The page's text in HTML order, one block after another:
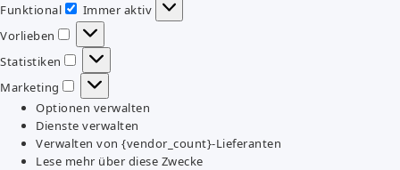
Funktional
Funktional
Immer aktiv
Vorlieben
Vorlieben
Statistiken
Statistiken
Marketing
Marketing
Optionen verwalten
Dienste verwalten
Verwalten von {vendor_count}-Lieferanten
Lese mehr über diese Zwecke